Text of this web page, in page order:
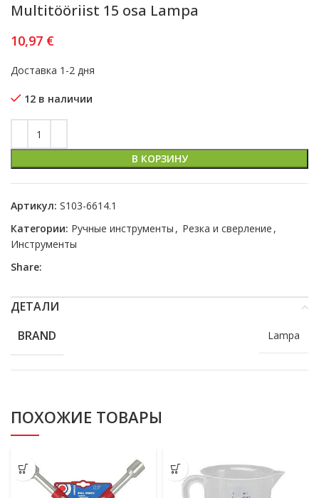
Multitööriist 15 osa Lampa
10,97 €
Доставка 1-2 дня
12 в наличии
В КОРЗИНУ
Артикул: S103-6614.1
Категории: Ручные инструменты , Резка и сверление ,
Инструменты
Share:
ДЕТАЛИ
BRAND
Lampa
ПОХОЖИЕ ТОВАРЫ